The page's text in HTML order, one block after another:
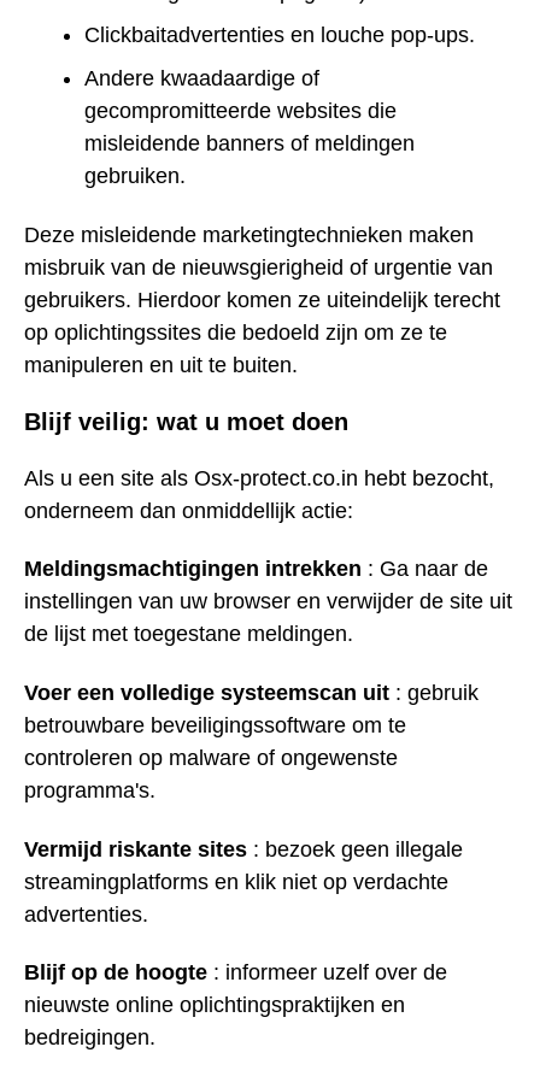
Clickbaitadvertenties en louche pop-ups.
Andere kwaadaardige of
gecompromitteerde websites die
misleidende banners of meldingen
gebruiken.
Deze misleidende marketingtechnieken maken
misbruik van de nieuwsgierigheid of urgentie van
gebruikers. Hierdoor komen ze uiteindelijk terecht
op oplichtingssites die bedoeld zijn om ze te
manipuleren en uit te buiten.
Blijf veilig: wat u moet doen
Als u een site als Osx-protect.co.in hebt bezocht,
onderneem dan onmiddellijk actie:
Meldingsmachtigingen intrekken : Ga naar de
instellingen van uw browser en verwijder de site uit
de lijst met toegestane meldingen.
Voer een volledige systeemscan uit : gebruik
betrouwbare beveiligingssoftware om te
controleren op malware of ongewenste
programma's.
Vermijd riskante sites : bezoek geen illegale
streamingplatforms en klik niet op verdachte
advertenties.
Blijf op de hoogte : informeer uzelf over de
nieuwste online oplichtingspraktijken en
bedreigingen.